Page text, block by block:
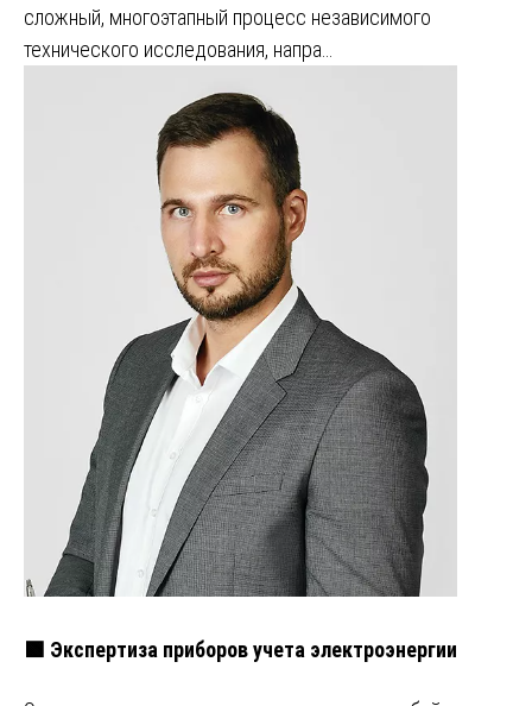
сложный, многоэтапный процесс независимого
технического исследования, напра…
🟩 Экспертиза приборов учета электроэнергии